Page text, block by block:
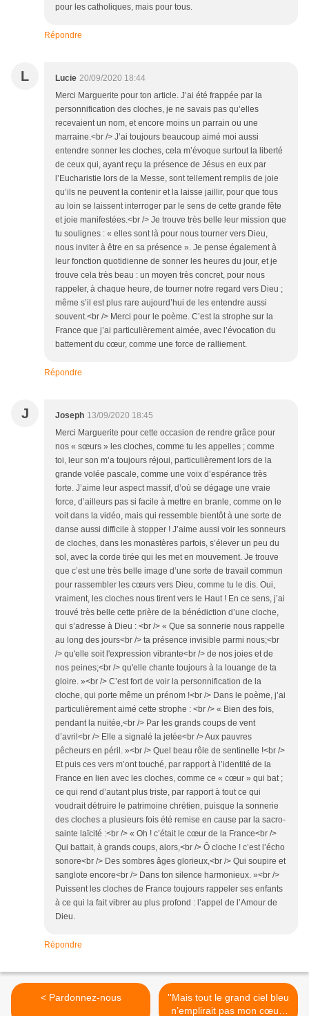
pour les catholiques, mais pour tous.
Répondre
L Lucie 20/09/2020 18:44
Merci Marguerite pour ton article. J’ai été frappée par la
personnification des cloches, je ne savais pas qu’elles
recevaient un nom, et encore moins un parrain ou une
marraine.<br /> J’ai toujours beaucoup aimé moi aussi
entendre sonner les cloches, cela m’évoque surtout la liberté
de ceux qui, ayant reçu la présence de Jésus en eux par
l’Eucharistie lors de la Messe, sont tellement remplis de joie
qu’ils ne peuvent la contenir et la laisse jaillir, pour que tous
au loin se laissent interroger par le sens de cette grande fête
et joie manifestées.<br /> Je trouve très belle leur mission que
tu soulignes : « elles sont là pour nous tourner vers Dieu,
nous inviter à être en sa présence ». Je pense également à
leur fonction quotidienne de sonner les heures du jour, et je
trouve cela très beau : un moyen très concret, pour nous
rappeler, à chaque heure, de tourner notre regard vers Dieu ;
même s’il est plus rare aujourd’hui de les entendre aussi
souvent.<br /> Merci pour le poème. C’est la strophe sur la
France que j’ai particulièrement aimée, avec l’évocation du
battement du cœur, comme une force de ralliement.
Répondre
J Joseph 13/09/2020 18:45
Merci Marguerite pour cette occasion de rendre grâce pour
nos « sœurs » les cloches, comme tu les appelles ; comme
toi, leur son m’a toujours réjoui, particulièrement lors de la
grande volée pascale, comme une voix d’espérance très
forte. J’aime leur aspect massif, d’où se dégage une vraie
force, d’ailleurs pas si facile à mettre en branle, comme on le
voit dans la vidéo, mais qui ressemble bientôt à une sorte de
danse aussi difficile à stopper ! J’aime aussi voir les sonneurs
de cloches, dans les monastères parfois, s’élever un peu du
sol, avec la corde tirée qui les met en mouvement. Je trouve
que c’est une très belle image d’une sorte de travail commun
pour rassembler les cœurs vers Dieu, comme tu le dis. Oui,
vraiment, les cloches nous tirent vers le Haut ! En ce sens, j’ai
trouvé très belle cette prière de la bénédiction d’une cloche,
qui s’adresse à Dieu : <br /> « Que sa sonnerie nous rappelle
au long des jours<br /> ta présence invisible parmi nous;<br
/> qu'elle soit l'expression vibrante<br /> de nos joies et de
nos peines;<br /> qu'elle chante toujours à la louange de ta
gloire. »<br /> C’est fort de voir la personnification de la
cloche, qui porte même un prénom !<br /> Dans le poème, j’ai
particulièrement aimé cette strophe : <br /> « Bien des fois,
pendant la nuitée,<br /> Par les grands coups de vent
d’avril<br /> Elle a signalé la jetée<br /> Aux pauvres
pêcheurs en péril. »<br /> Quel beau rôle de sentinelle !<br />
Et puis ces vers m’ont touché, par rapport à l’identité de la
France en lien avec les cloches, comme ce « cœur » qui bat ;
ce qui rend d’autant plus triste, par rapport à tout ce qui
voudrait détruire le patrimoine chrétien, puisque la sonnerie
des cloches a plusieurs fois été remise en cause par la sacro-
sainte laïcité :<br /> « Oh ! c’était le cœur de la France<br />
Qui battait, à grands coups, alors,<br /> Ô cloche ! c’est l’écho
sonore<br /> Des sombres âges glorieux,<br /> Qui soupire et
sanglote encore<br /> Dans ton silence harmonieux. »<br />
Puissent les cloches de France toujours rappeler ses enfants
à ce qui la fait vibrer au plus profond : l’appel de l’Amour de
Dieu.
Répondre
< Pardonnez-nous
''Mais tout le grand ciel bleu
n’emplirait pas mon cœur''